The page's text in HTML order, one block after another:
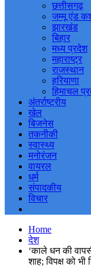
छत्तीसगढ़
जम्मू एंड
झारखंड
बिहार
मध्य प्रदेश
महाराष्ट्र
राजस्थान
हरियाणा
हिमाचल
अंतर्राष्ट्रीय
खेल
बिजनेस
तकनीकी
स्वास्थ्य
मनोरंजन
वायरल
धर्म
संपादकीय
विचार
Home
देश
‘काले धन की
शाह; विपक्ष को भी